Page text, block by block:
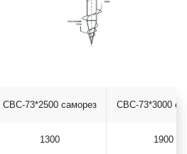
СВС-73*2500 саморез
1300
СВС-73*3000
1900